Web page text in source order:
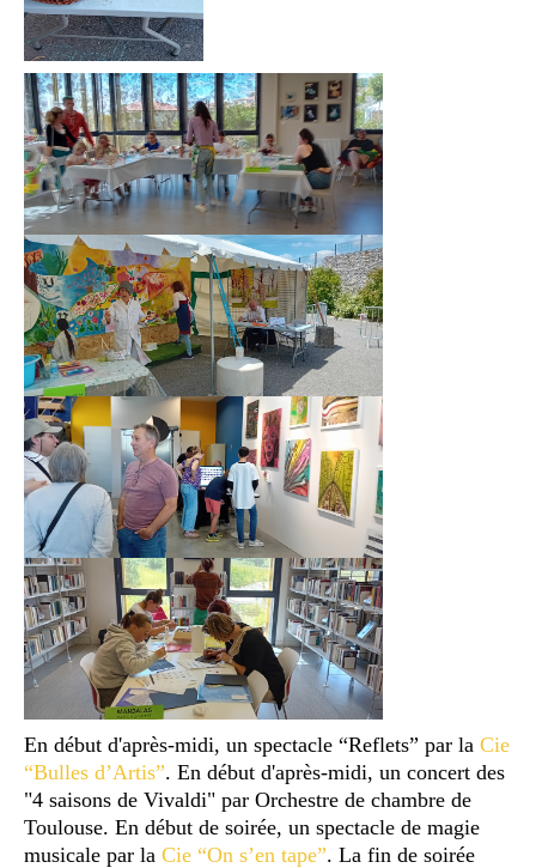
En début d'après-midi, un spectacle “Reflets” par la Cie
“Bulles d’Artis”. En début d'après-midi, un concert des
"4 saisons de Vivaldi" par Orchestre de chambre de
Toulouse. En début de soirée, un spectacle de magie
musicale par la Cie “On s’en tape”. La fin de soirée